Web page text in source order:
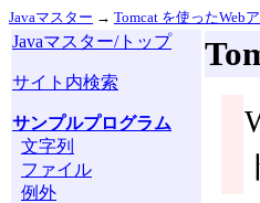
Javaマスター → Tomcat を使ったWeb
Javaマスター/トップ
サイト内検索
サンプルプログラム
文字列
ファイル
例外